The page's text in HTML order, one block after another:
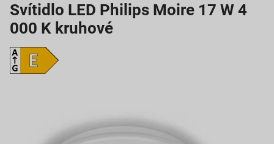
Svítidlo LED Philips Moire 17 W 4
000 K kruhové